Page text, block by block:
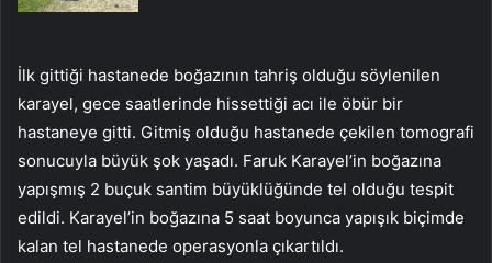
İlk gittiği hastanede boğazının tahriş olduğu söylenilen
karayel, gece saatlerinde hissettiği acı ile öbür bir
hastaneye gitti. Gitmiş olduğu hastanede çekilen tomografi
sonucuyla büyük şok yaşadı. Faruk Karayel’in boğazına
yapışmış 2 buçuk santim büyüklüğünde tel olduğu tespit
edildi. Karayel’in boğazına 5 saat boyunca yapışık biçimde
kalan tel hastanede operasyonla çıkartıldı.